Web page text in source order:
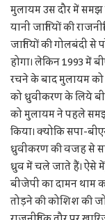
मुलायम उस दौर में
यानी जातियों की
जातियों की गोलबंदी
होगा। लेकिन 1993 में
रचने के बाद मुलायम
को ध्रुवीकरण के लिये
को मुलायम ने पहले
किया। क्योकि सपा-
ध्रुवीकरण की वजह से
ध्रुव में चले जाते हैं। ऐसे
बीजेपी का दामन थाम
तोड़ने की कोशिश की